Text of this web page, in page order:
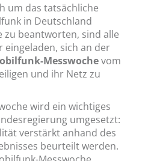
um das tatsächliche
in Deutschland
zu beantworten, sind alle
sich an der
Messwochevom
und ihr Netz zu
wird ein wichtiges
umgesetzt:
verstärkt anhand des
beurteilt werden.